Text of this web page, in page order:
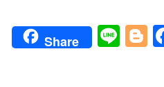
Share
Li